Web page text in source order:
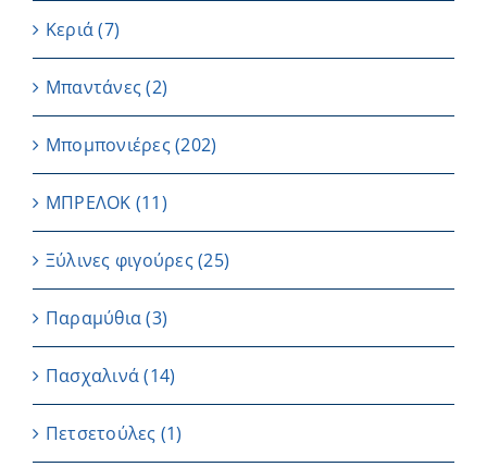
Κεριά (7)
Μπαντάνες (2)
Μπομπονιέρες(202)
ΜΠΡΕΛΟΚ (11)
Ξύλινες φιγούρες(25)
Παραμύθια (3)
Πασχαλινά (14)
Πετσετούλες (1)